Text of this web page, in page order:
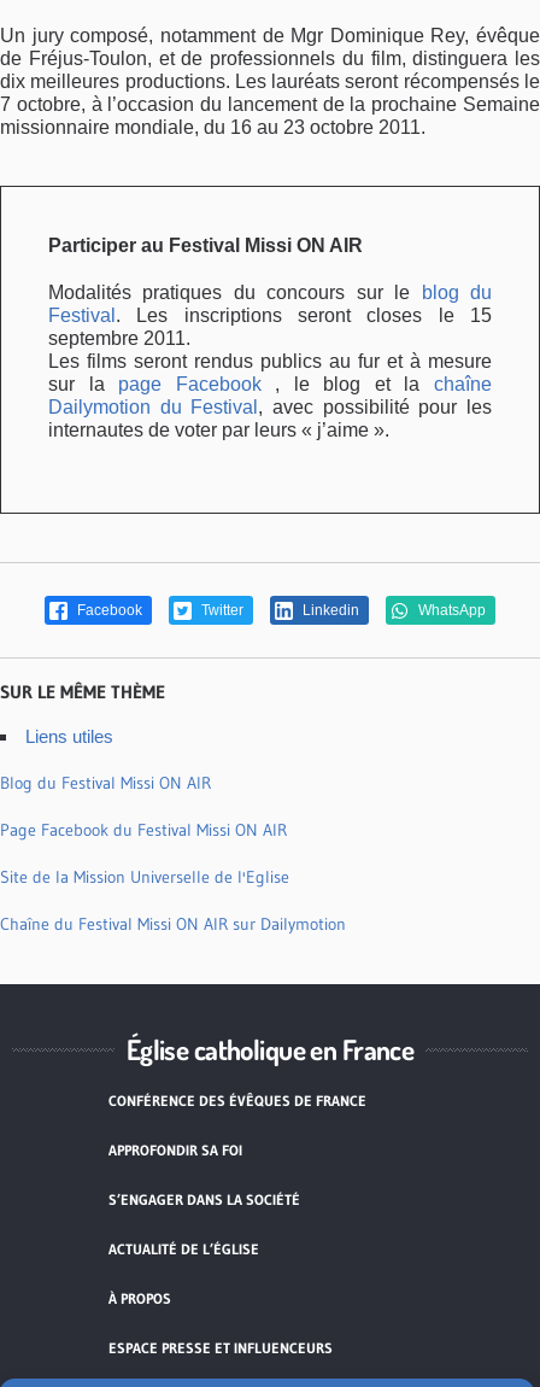
Un jury composé, notamment de Mgr Dominique Rey, évêque
de Fréjus-Toulon, et de professionnels du film, distinguera les
dix meilleures productions. Les lauréats seront récompensés le
7 octobre, à l’occasion du lancement de la prochaine Semaine
missionnaire mondiale, du 16 au 23 octobre 2011.
Participer au Festival Missi ON AIR
Modalités pratiques du concours sur le
blog du
Festival . Les inscriptions seront closes le 15
septembre 2011.
Les films seront rendus publics au fur et à mesure
sur la page Facebook , le blog et lachaîne
Dailymotion du Festival , avec possibilité pour les
internautes de voter par leurs « j’aime ».
Facebook Twitter Linkedin WhatsApp
SUR LE MÊME THÈME
Liens utiles
Blog du Festival Missi ON AIR
Page Facebook du Festival Missi ON AIR
Site de la Mission Universelle de l'Eglise
Chaîne du Festival Missi ON AIR sur Dailymotion
Église catholique en France
CONFÉRENCE DES ÉVÊQUES DE FRANCE
APPROFONDIR SA FOI
S’ENGAGER DANS LA SOCIÉTÉ
ACTUALITÉ DE L’ÉGLISE
À PROPOS
ESPACE PRESSE ET INFLUENCEURS